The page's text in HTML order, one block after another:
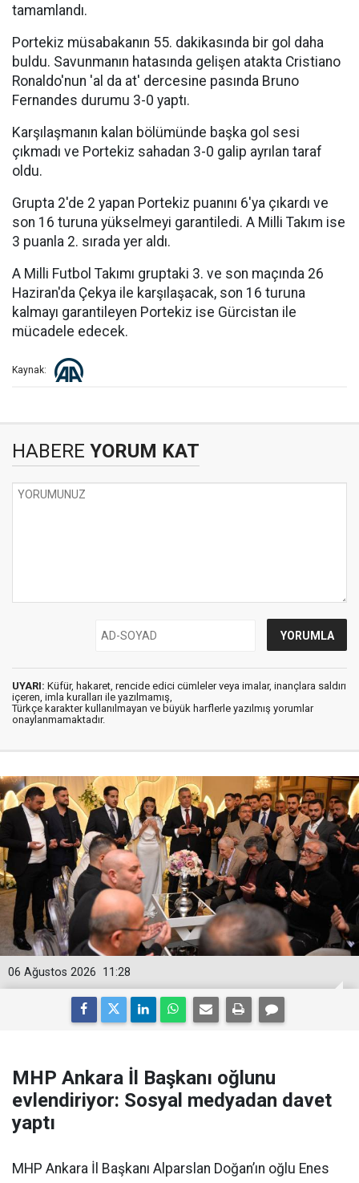
tamamlandı.
Portekiz müsabakanın 55. dakikasında bir gol daha
buldu. Savunmanın hatasında gelişen atakta Cristiano
Ronaldo'nun 'al da at' dercesine pasında Bruno
Fernandes durumu 3-0 yaptı.
Karşılaşmanın kalan bölümünde başka gol sesi
çıkmadı ve Portekiz sahadan 3-0 galip ayrılan taraf
oldu.
Grupta 2'de 2 yapan Portekiz puanını 6'ya çıkardı ve
son 16 turuna yükselmeyi garantiledi. A Milli Takım ise
3 puanla 2. sırada yer aldı.
A Milli Futbol Takımı gruptaki 3. ve son maçında 26
Haziran'da Çekya ile karşılaşacak, son 16 turuna
kalmayı garantileyen Portekiz ise Gürcistan ile
mücadele edecek.
Kaynak:
HABERE YORUM KAT
UYARI: Küfür, hakaret, rencide edici cümleler veya imalar, inançlara saldırı
içeren, imla kuralları ile yazılmamış,
Türkçe karakter kullanılmayan ve büyük harflerle yazılmış yorumlar
onaylanmamaktadır.
11:28
06 Ağustos 2026
MHP Ankara İl Başkanı oğlunu
evlendiriyor: Sosyal medyadan davet
yaptı
MHP Ankara İl Başkanı Alparslan Doğan’ın oğlu Enes